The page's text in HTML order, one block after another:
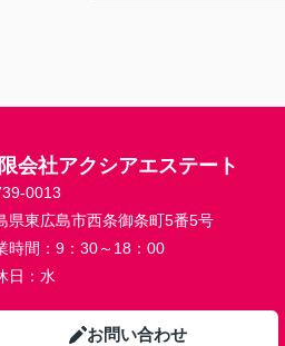
会社アクシアエステート
0013
県東広島市西条御条町5番5号
時間： 9：30～18：00
日： 水
お問い合わせ